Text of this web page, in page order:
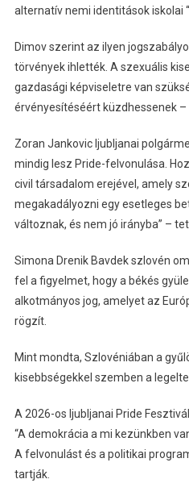
alternatív nemi identitások iskolai
Dimov szerint az ilyen
törvények ihlették. A szexuális
gazdasági képviseletre van
érvényesítéséért küzdhessenek –
Zoran Jankovic ljubljanai
mindig lesz Pride-felvonulása.
civil társadalom erejével, amely
megakadályozni egy esetleges
változnak, és nem jó irányba” –
Simona Drenik Bavdek szlovén
fel a figyelmet, hogy a békés
alkotmányos jog, amelyet az
rögzít.
Mint mondta, Szlovéniában a
kisebbségekkel szemben a
A 2026-os ljubljanai Pride
“A demokrácia a mi kezünkben
A felvonulást és a politikai
tartják.